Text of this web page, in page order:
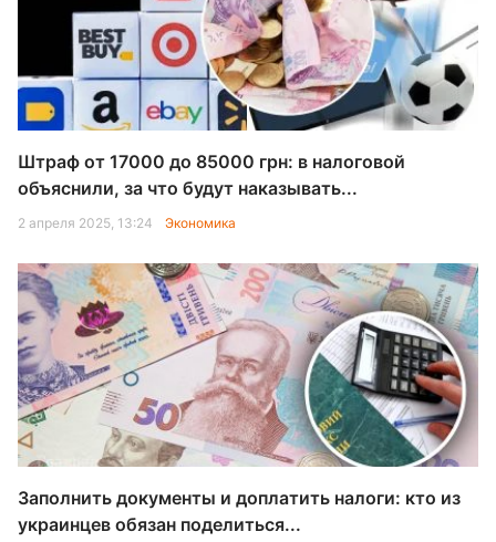
Штраф от 17000 до 85000 грн: в налоговой
объяснили, за что будут наказывать...
2 апреля 2025, 13:24 Экономика
Заполнить документы и доплатить налоги: кто из
украинцев обязан поделиться...